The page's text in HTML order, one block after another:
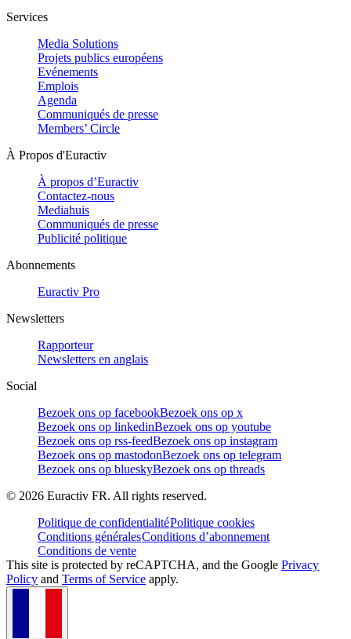
Services
Media Solutions
Projets publics européens
Evénements
Emplois
Agenda
Communiqués de presse
Members’ Circle
À Propos d'Euractiv
À propos d’Euractiv
Contactez-nous
Mediahuis
Communiqués de presse
Publicité politique
Abonnements
Euractiv Pro
Newsletters
Rapporteur
Newsletters en anglais
Social
Bezoek ons op facebookBezoek ons op x
Bezoek ons op linkedinBezoek ons op youtube
Bezoek ons op rss-feedBezoek ons op instagram
Bezoek ons op mastodonBezoek ons op telegram
Bezoek ons op blueskyBezoek ons op threads
© 2026 Euractiv FR. All rights reserved.
Politique de confidentialitéPolitique cookies
Conditions généralesConditions d’abonnement
Conditions de vente
This site is protected by reCAPTCHA, and the Google Privacy
Policy and Terms of Service apply.